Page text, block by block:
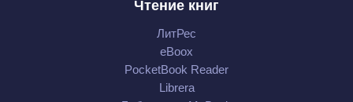
Чтение книг
ЛитРес
eBoox
PocketBook Reader
Librera